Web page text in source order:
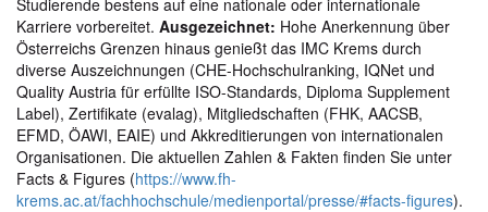
Karriere vorbereitet. Ausgezeichnet: Hohe Anerkennung über
Österreichs Grenzen hinaus genießt das IMC Krems durch
diverse Auszeichnungen (CHE-Hochschulranking, IQNet und
Quality Austria für erfüllte ISO-Standards, Diploma Supplement
Label), Zertifikate (evalag), Mitgliedschaften (FHK, AACSB,
EFMD, ÖAWI, EAIE) und Akkreditierungen von internationalen
Organisationen. Die aktuellen Zahlen & Fakten finden Sie unter
Facts & Figures (https://www.fh-
krems.ac.at/fachhochschule/medienportal/presse/#facts-figures).